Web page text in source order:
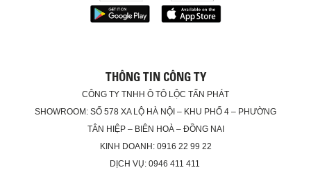
THÔNG TIN CÔNG TY
CÔNG TY TNHH Ô TÔ LỘC TẤN PHÁT
SHOWROOM: SỐ 578 XA LỘ HÀ NỘI – KHU PHỐ 4 – PHƯỜNG
TÂN HIỆP – BIÊN HOÀ – ĐỒNG NAI
KINH DOANH: 0916 22 99 22
DỊCH VỤ: 0946 411 411